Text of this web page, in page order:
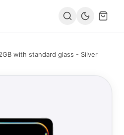
with standard glass - Silver